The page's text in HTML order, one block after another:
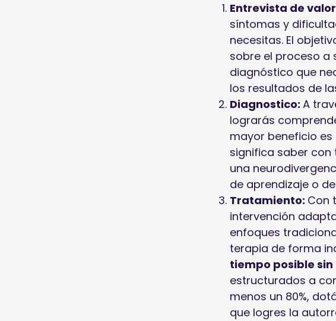
Entrevista de
síntomas y
necesitas. El
sobre el proceso a
diagnóstico que
los resultados de
Diagnostico: A
lograrás
mayor beneficio
significa saber
una
de aprendizaje o
Tratamiento: Con
intervención
enfoques
terapia de forma
tiempo posible
estructurados a
menos un 80%,
que logres la